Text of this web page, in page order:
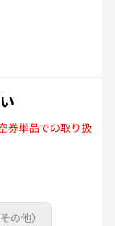
券単品での取り扱
の他）